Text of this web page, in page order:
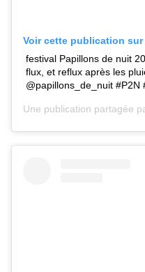
Voir cette publication sur
‪festival Papillons de nuit
‪flux, et re‬flux après les
@papillons_de_nuit #P2N
Une publication partagée